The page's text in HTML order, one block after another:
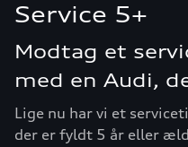
Service 5+
Modtag et
med en Audi,
Lige nu har vi et
der er fyldt 5 år eller